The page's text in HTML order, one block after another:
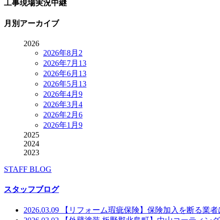
工事現場実況中継
月別アーカイブ
2026
2026年8月 2
2026年7月 13
2026年6月 13
2026年5月 13
2026年4月 9
2026年3月 4
2026年2月 6
2026年1月 9
2025
2024
2023
STAFF BLOG
スタッフブログ
2026.03.09
【リフォーム瑕疵保険】保険加入を断る